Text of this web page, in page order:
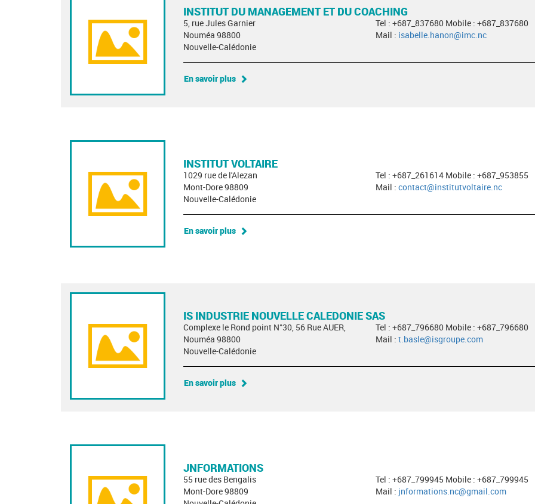
INSTITUT DU MANAGEMENT ET DU COACHING
5, rue Jules Garnier
Nouméa 98800
Nouvelle-Calédonie
Tel : +687_837680 Mobile : +687_837680
Mail : isabelle.hanon@imc.nc
En savoir plus
INSTITUT VOLTAIRE
1029 rue de l'Alezan
Mont-Dore 98809
Nouvelle-Calédonie
Tel : +687_261614 Mobile : +687_953855
Mail : contact@institutvoltaire.nc
En savoir plus
IS INDUSTRIE NOUVELLE CALEDONIE SAS
Complexe le Rond point N°30, 56 Rue AUER,
Nouméa 98800
Nouvelle-Calédonie
Tel : +687_796680 Mobile : +687_796680
Mail : t.basle@isgroupe.com
En savoir plus
JNFORMATIONS
55 rue des Bengalis
Mont-Dore 98809
Tel : +687_799945 Mobile : +687_799945
Mail : jnformations.nc@gmail.com